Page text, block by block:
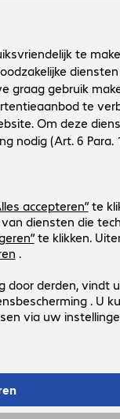
Toner Cyan
Toner Magenta